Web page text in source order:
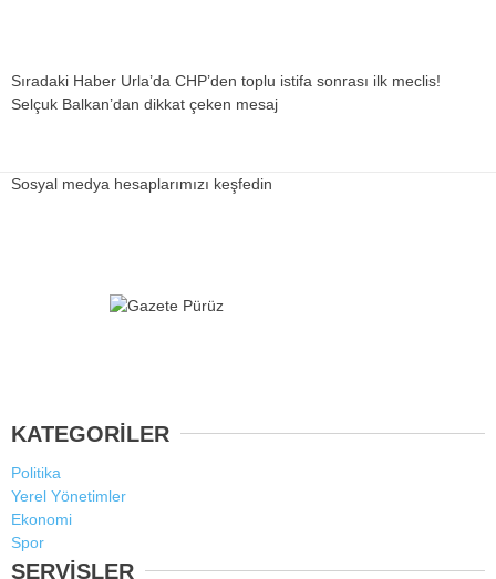
Sıradaki Haber Urla’da CHP’den toplu istifa sonrası ilk meclis!
Selçuk Balkan’dan dikkat çeken mesaj
Sosyal medya hesaplarımızı keşfedin
KATEGORİLER
Politika
Yerel Yönetimler
Ekonomi
Spor
SERVİSLER